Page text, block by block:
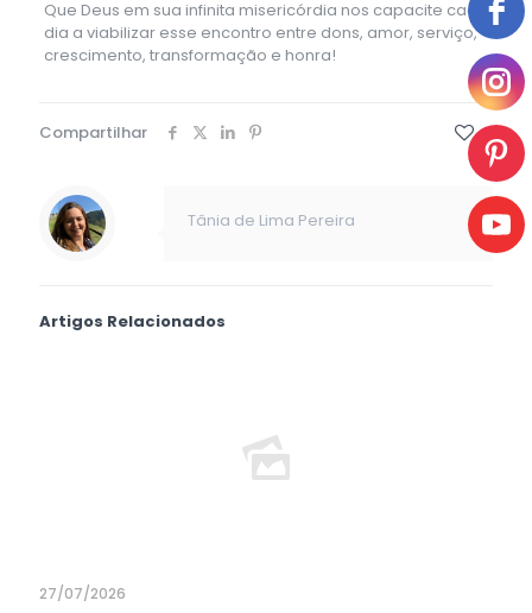
Que Deus em sua infinita misericórdia nos capacite cada
dia a viabilizar esse encontro entre dons, amor, serviço,
crescimento, transformação e honra!
Compartilhar 3
Tânia de Lima Pereira
Artigos Relacionados
27/07/2026